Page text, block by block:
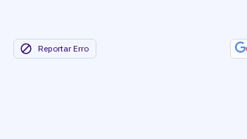
Reportar Erro